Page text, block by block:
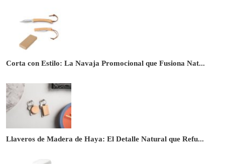
Corta con Estilo: La Navaja Promocional que Fusiona Nat...
Llaveros de Madera de Haya: El Detalle Natural que Refu...